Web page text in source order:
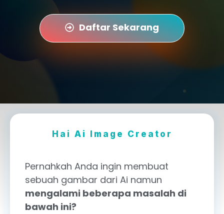
Daftar Sekarang
Hai Ai Image Creator
Pernahkah Anda ingin membuat
sebuah gambar dari Ai namun
mengalami beberapa masalah di
bawah ini?